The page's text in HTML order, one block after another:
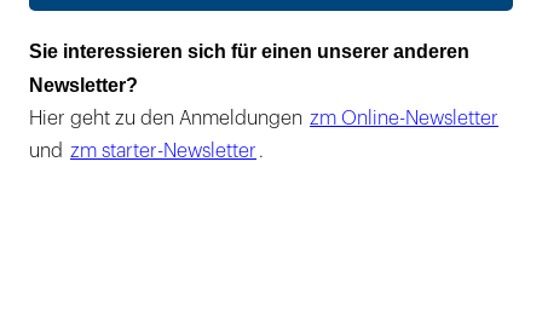
Sie interessieren sich für einen unserer anderen
Newsletter?
Hier geht zu den Anmeldungen zm Online-Newsletter
und zm starter-Newsletter .